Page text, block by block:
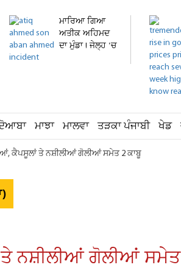
ਮਾਰਿਆ ਗਿਆ
ਅਤੀਕ ਅਹਿਮਦ
ਦਾ ਮੁੰਡਾ ! ਜੇਲ੍ਹ 'ਚ
ਮਾਝਾ ਮਾਲਵਾ ਤੜਕਾ ਪੰਜਾਬੀ ਖੇਡ
ਕੈਪਸੂਲਾਂ ਤੇ ਨਸ਼ੀਲੀਆਂ ਗੋਲੀਆਂ ਸਮੇਤ 2 ਕਾਬੂ
ਨਸ਼ੀਲੀਆਂ ਗੋਲੀਆਂ ਸਮੇਤ